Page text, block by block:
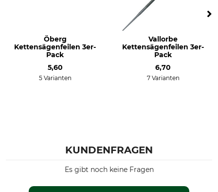
Öberg
Kettensägenfeilen 3er-
Pack
5,60
5 Varianten
Vallorbe
Kettensägenfeilen 3er-
Pack
6,70
7 Varianten
KUNDENFRAGEN
Es gibt noch keine Fragen